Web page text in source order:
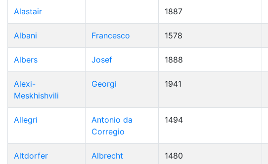
Alastair 1887
Albani Francesco 1578
Albers Josef 1888
Alexi-
Meskhishvili
Georgi 1941
Allegri
Antonio da
Corregio
1494
Altdorfer Albrecht 1480